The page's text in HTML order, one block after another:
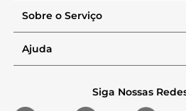
Sobre o Serviço
Ajuda
Siga Nossas